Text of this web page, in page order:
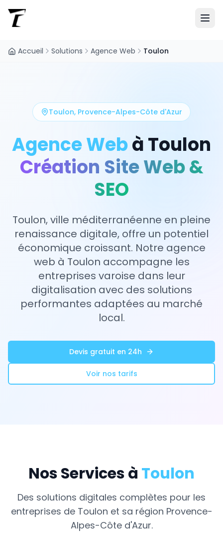
Accueil Solutions Agence Web Toulon
Toulon, Provence-Alpes-Côte d'Azur
Agence WebàToulon
Création Site Web &
SEO
Toulon, ville méditerranéenne en pleine
renaissance digitale, offre un potentiel
économique croissant. Notre agence
web à Toulon accompagne les
entreprises varoise dans leur
digitalisation avec des solutions
performantes adaptées au marché
local.
Devis gratuit en 24h
Voir nos tarifs
Nos Services à Toulon
Des solutions digitales complètes pour les
entreprises de Toulon et sa région Provence-
Alpes-Côte d'Azur.